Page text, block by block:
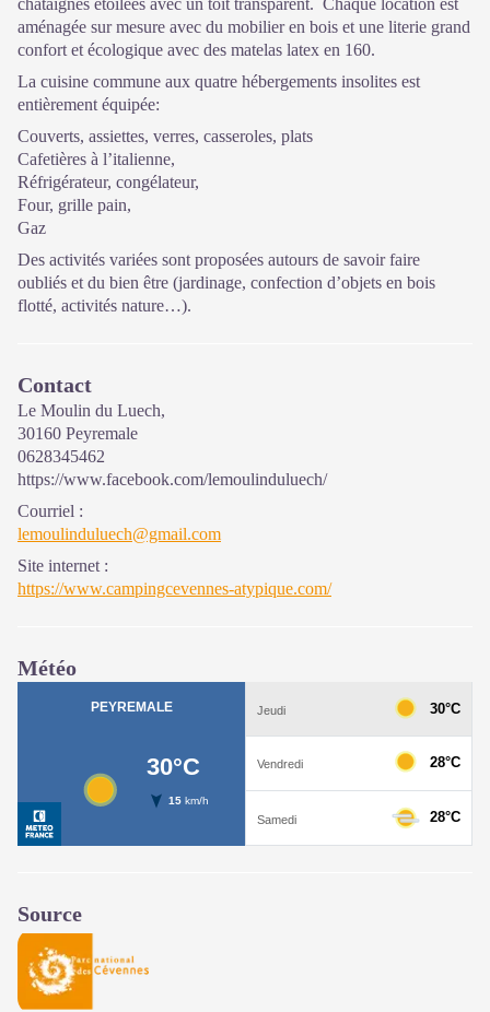
aménagée sur mesure avec du mobilier en bois et une literie grand
confort et écologique avec des matelas latex en 160.
La cuisine commune aux quatre hébergements insolites est
entièrement équipée:
Couverts, assiettes, verres, casseroles, plats
Cafetières à l’italienne,
Réfrigérateur, congélateur,
Four, grille pain,
Gaz
Des activités variées sont proposées autours de savoir faire
oubliés et du bien être (jardinage, confection d’objets en bois
flotté, activités nature…).
Contact
Le Moulin du Luech,
30160 Peyremale
0628345462
https://www.facebook.com/lemoulinduluech/
Courriel :
lemoulinduluech@gmail.com
Site internet :
https://www.campingcevennes-atypique.com/
Météo
Source